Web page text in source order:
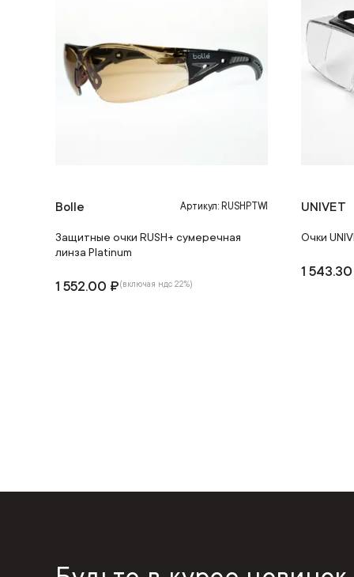
Bolle Артикул: RUSHPTWI
Защитные очки RUSH+ сумеречная
линза Platinum
1 552.00 ₽(включая ндс 22%)
UNIVET
Очки
1